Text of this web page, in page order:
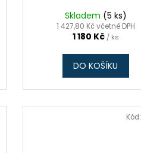
Skladem (5 ks)
1 427,80 Kč včetně DPH
1 180 Kč / ks
DO KOŠÍKU
Kód: